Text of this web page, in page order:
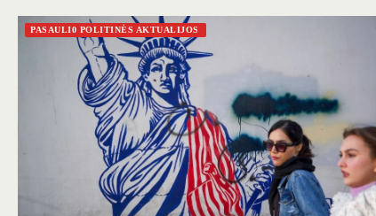
PASAULI0 POLITINĖS AKTUALIJOS